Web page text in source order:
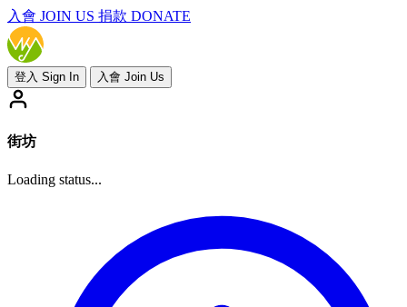
入會 JOIN US 捐款 DONATE
登入 Sign In 入會 Join Us
街坊
Loading status...